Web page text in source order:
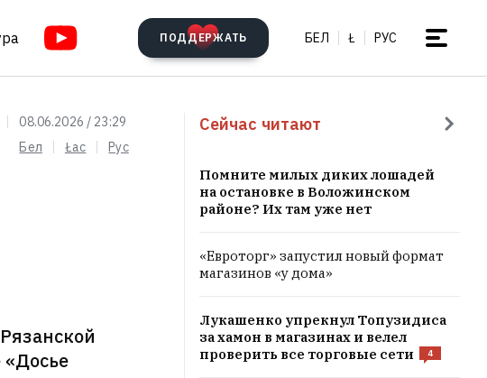
ПОДДЕРЖАТЬ БЕЛ Ł РУС
08.06.2026 / 23:29
Бел
Łac Рус
«Досье
Сейчас читают
Помните милых диких лошадей
на остановке в Воложинском
районе? Их там уже нет
«Евроторг» запустил новый формат
магазинов «у дома»
Лукашенко упрекнул Топузидиса
за хамон в магазинах и велел
проверить все торговые сети
4